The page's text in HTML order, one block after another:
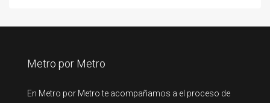
Metro por Metro
En Metro por Metro te acompañamos a el proceso de